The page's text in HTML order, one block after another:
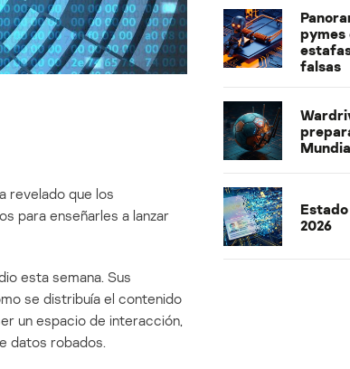
revelado que los
para enseñarles a lanzar
esta semana. Sus
se distribuía el contenido
un espacio de interacción,
datos robados.
pymes
falsas
2026